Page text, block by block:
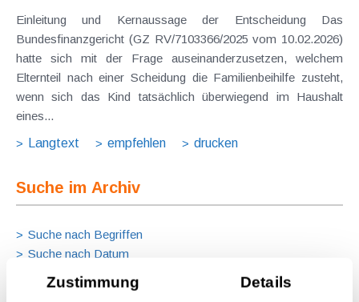
Zustimmung Details
Einleitung und Kernaussage der Entscheidung Das
Bundesfinanzgericht (GZ RV/7103366/2025 vom 10.02.2026)
hatte sich mit der Frage auseinanderzusetzen, welchem
Elternteil nach einer Scheidung die Familienbeihilfe zusteht,
wenn sich das Kind tatsächlich überwiegend im Haushalt
eines...
Langtext
empfehlen drucken
Suche im Archiv
Suche nach Begriffen
Suche nach Datum
Suche in Schlagwortliste